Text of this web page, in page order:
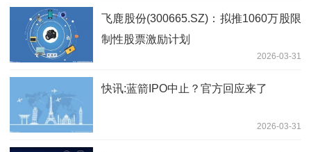
飞鹿股份(300665.SZ)：拟推1060万股限
制性股票激励计划
2026-03-31
快讯:蓝箭IPO中止？官方回应来了
2026-03-31